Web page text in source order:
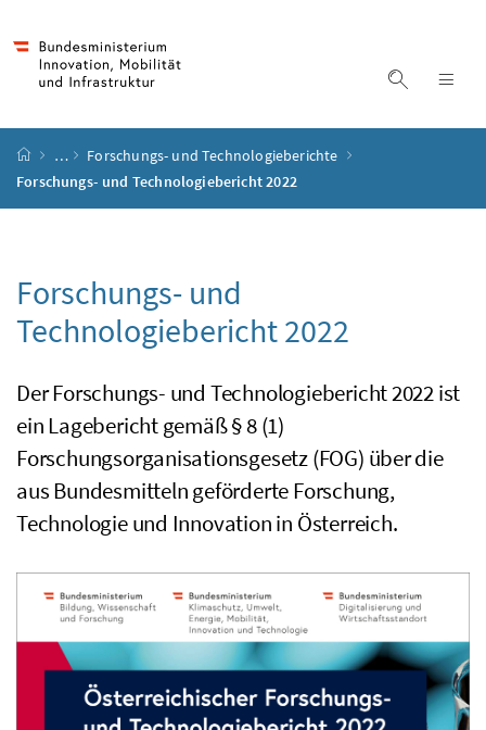
Suche
Startseite
…
Forschungs- und Technologieberichte
Forschungs- und Technologiebericht 2022
Forschungs- und
Technologiebericht 2022
Der Forschungs- und Technologiebericht 2022 ist
ein Lagebericht gemäß § 8 (1)
Forschungsorganisationsgesetz (FOG) über die
aus Bundesmitteln geförderte Forschung,
Technologie und Innovation in Österreich.